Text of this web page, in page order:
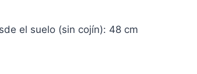
el suelo (sin cojín): 48 cm